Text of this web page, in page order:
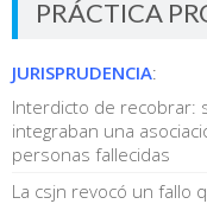
PRÁCTICA
JURISPRUDENCIA:
Interdicto de recobrar:
integraban una
personas fallecidas
La csjn revocó un fallo